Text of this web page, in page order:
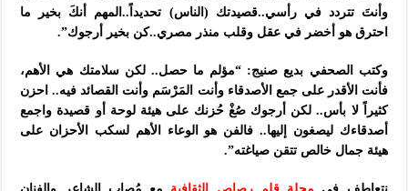
وأنتَ تتردد في رأسي..قصيدتك (الناس) تحديداً..المهم أنكَ بخير ما
احترق هو أخضر في عقل وقلب منذر مصري..كن بخير أرجوك”.
وكتب الصحفي بديع صنيج: “مؤلم ما حصل.. لكن سلامتك هي الأهم،
فأنت الأقدر على جمع الأصدقاء وأنت المَرْسَم وأنت القصائد فيه.. احزن
كثيراً لا بأس.. لكن أرجوك صُغْ حُزنك على هيئة لوحة أو قصيدة واجمع
أصدقاءك ليصغون إليها.. فالفن هو الوعاء الأهم لسكب الأحزان على
هيئة جمال خالص تتقن صياغته”.